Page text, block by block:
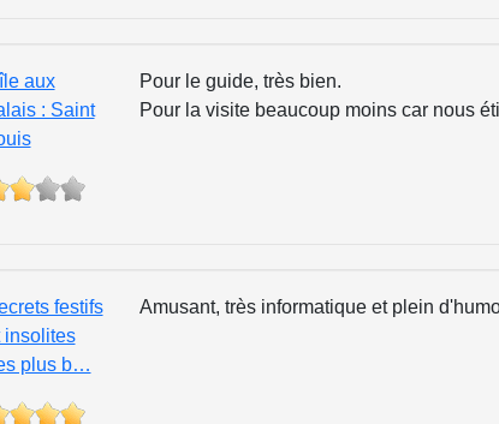
aux
: Saint
Pour le guide, très bien.
Pour la visite beaucoup moins car nous
festifs
insolites
plus b…
Amusant, très informatique et plein